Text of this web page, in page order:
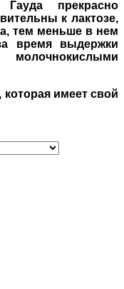
прекрасно
к лактозе,
тем меньше в нем
время выдержки
имеет свой